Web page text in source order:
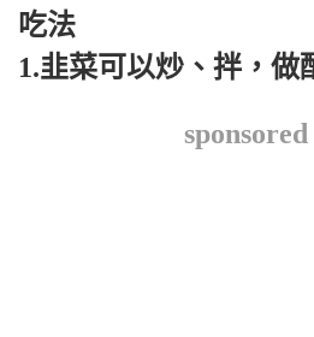
吃法
1.韭菜可以炒、拌，做
sponsored